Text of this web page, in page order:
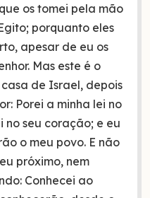
os tomei pela mão
porquanto eles
apesar de eu os
Mas este é o
de Israel, depois
Porei a minha lei no
no seu coração; e eu
o meu povo. E não
próximo, nem
Conhecei ao